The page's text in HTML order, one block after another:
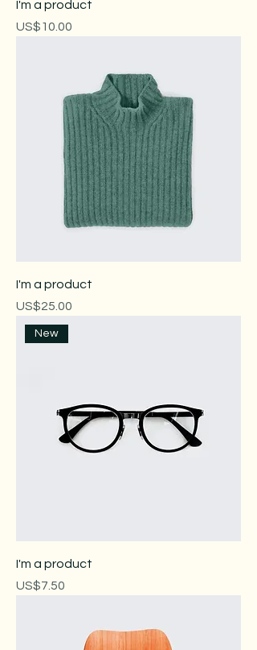
I'm a product
價格
US$10.00
I'm a product
價格
US$25.00
New
I'm a product
價格
US$7.50